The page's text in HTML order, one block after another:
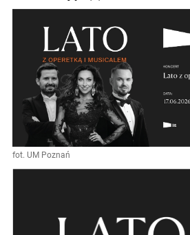
fot. UM Poznań